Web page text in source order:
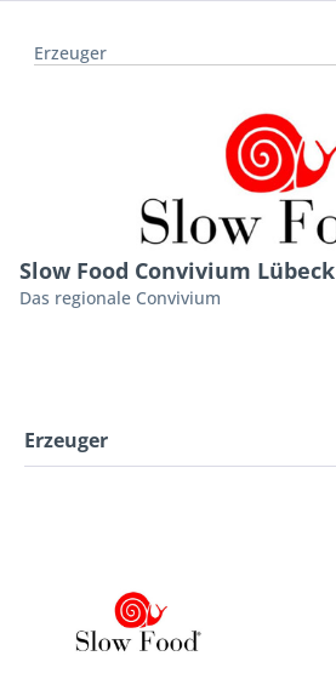
Erzeuger
Slow Food Convivium Lübeck
Das regionale Convivium
Erzeuger